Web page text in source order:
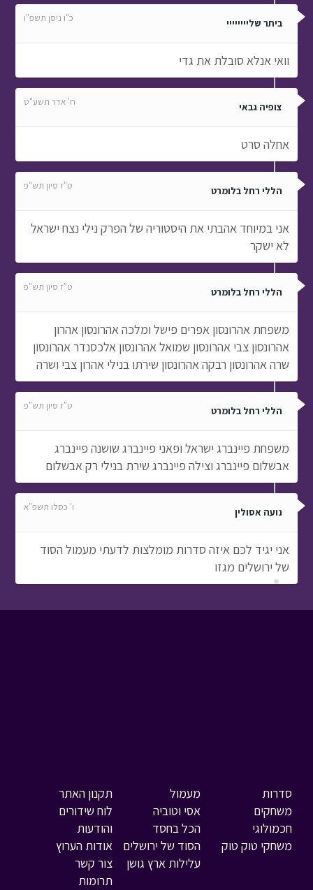
ביתר שליייייייי כ"ו ניסן תשפ"ו
וואי אנלא סובלת את גדי
צופיה גבאי ח' אדר תשע"ט
אחלה סרט
הללי רחל בלומרט ט"ז סיון תש"פ
אני במיוחד אהבתי את היסטוריה של הפרק נילי נצח ישראל
לא ישקר
הללי רחל בלומרט ט"ז סיון תש"פ
משפחת אהרונסון אפרים פישל ומלכה אהרונסון אהרון
אהרונסון צבי אהרונסון שמואל אהרונסון אלכסנדר אהרונסון
שרה אהרונסון רבקה אהרונסון שירתו בנילי אהרון צבי ושרה
הללי רחל בלומרט ט"ז סיון תש"פ
משפחת פיינברג ישראל ופאני פיינברג שושנה פיינברג
אבשלום פיינברג וצילה פיינברג שירת בנילי רק אבשלום
נועה אסולין ו' כסלו תשפ"א
אני יגיד לכם איזה סדרות מומלצות לדעתי מעמול הסוד
של ירושלים מגזו
סדרות
משחקים
חכמולוגי
משחקי טוק טוק
מעמול
אסי וטוביה
הכל בחסד
הסוד של ירושלים
עלילות ארץ גושן
תקנון האתר
לוח שידורים
והודעות
אודות הערוץ
צור קשר
תרומות